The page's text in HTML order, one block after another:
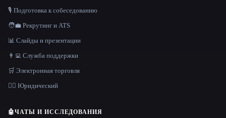
🎙️ Подготовка к собеседованию
🧑‍💼 Рекрутинг и ATS
📊 Слайды и презентации
👨‍💻 Служба поддержки
🛒 Электронная торговля
👩‍⚖️ Юридический
🤖ЧАТЫ И ИССЛЕДОВАНИЯ